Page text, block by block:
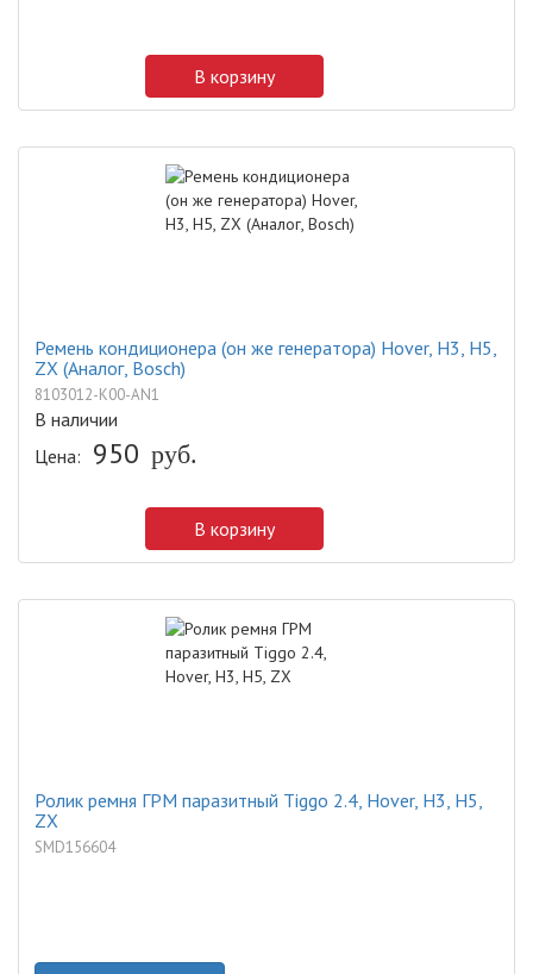
В корзину
Ремень кондиционера (он же генератора) Hover, H3, H5,
ZX (Аналог, Bosch)
8103012-K00-AN1
В наличии
Цена: 950 руб.
В корзину
Ролик ремня ГРМ паразитный Tiggo 2.4, Hover, H3, H5,
ZX
SMD156604